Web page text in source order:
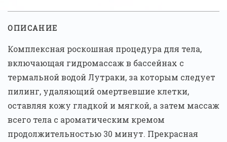
ОПИСАНИЕ
Комплексная роскошная процедура для тела,
включающая гидромассаж в бассейнах с
термальной водой Лутраки, за которым следует
пилинг, удаляющий омертвевшие клетки,
оставляя кожу гладкой и мягкой, а затем массаж
всего тела с ароматическим кремом
продолжительностью 30 минут. Прекрасная